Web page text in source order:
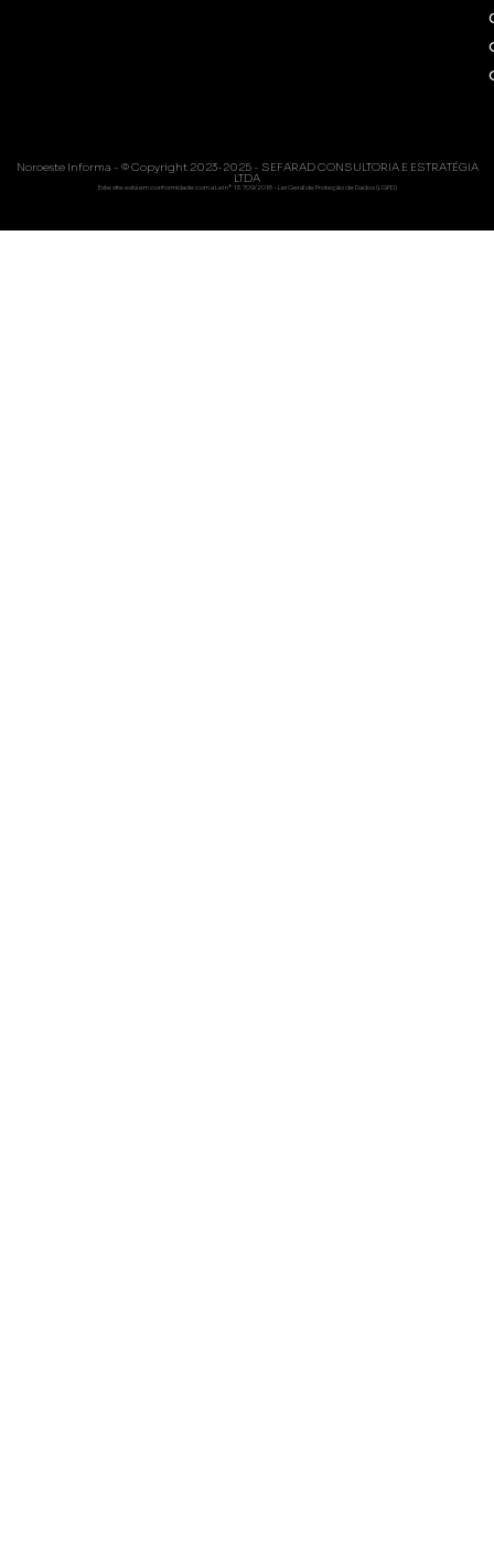
Noroeste Informa - © Copyright 2023-2025 - SEFARAD CONSULTORIA E ESTRATÉGIA
LTDA
Este site está em conformidade com a Lei nº 13.709/2018 - Lei Geral de Proteção de Dados (LGPD)